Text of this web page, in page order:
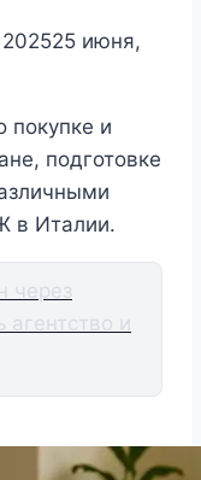
202525 июня,
покупке и
подготовке
в Италии.
через
агентство и